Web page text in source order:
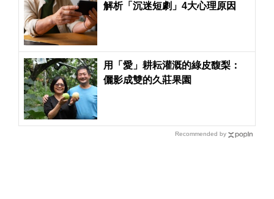
解析「沉迷短劇」4大心理原因
用「愛」耕耘灌溉的綠皮馥梨：
儷影成雙的久莊果園
Recommended by